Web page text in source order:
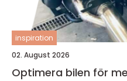
inspiration
02. August 2026
Optimera bilen för